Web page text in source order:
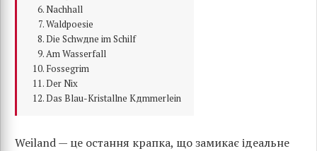
Nachhall
Waldpoesie
Die Schwдne im Schilf
Am Wasserfall
Fossegrim
Der Nix
Das Blau-Kristallne Kдmmerlein
Weiland — це остання крапка, що замикає ідеальне